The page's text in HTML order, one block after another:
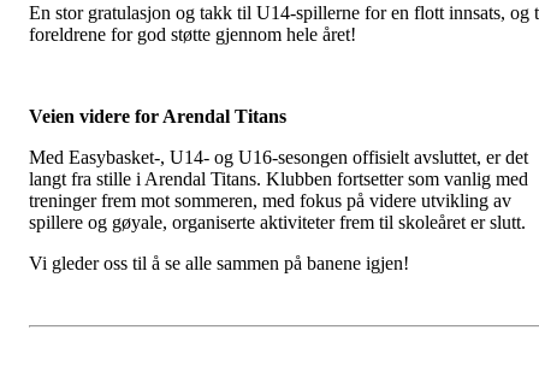
En stor gratulasjon og takk til U14-spillerne for en flott innsats, og
foreldrene for god støtte gjennom hele året!
Veien videre for Arendal Titans
Med Easybasket-, U14- og U16-sesongen offisielt avsluttet, er det
langt fra stille i Arendal Titans. Klubben fortsetter som vanlig med
treninger frem mot sommeren, med fokus på videre utvikling av
spillere og gøyale, organiserte aktiviteter frem til skoleåret er slutt.
Vi gleder oss til å se alle sammen på banene igjen!